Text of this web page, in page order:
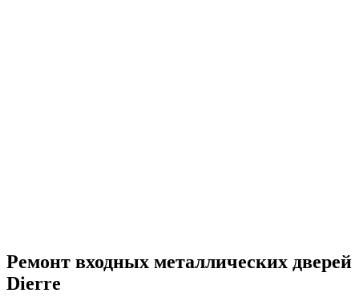
Ремонт входных металлических дверей
Dierre